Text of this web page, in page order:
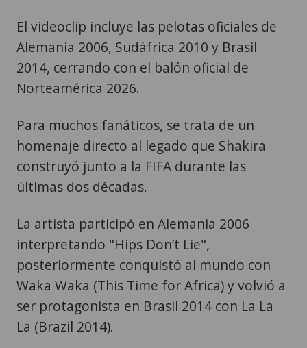
El videoclip incluye las pelotas oficiales de
Alemania 2006, Sudáfrica 2010 y Brasil
2014, cerrando con el balón oficial de
Norteamérica 2026.
Para muchos fanáticos, se trata de un
homenaje directo al legado que Shakira
construyó junto a la FIFA durante las
últimas dos décadas.
La artista participó en Alemania 2006
interpretando "Hips Don’t Lie",
posteriormente conquistó al mundo con
Waka Waka (This Time for Africa) y volvió a
ser protagonista en Brasil 2014 con La La
La (Brazil 2014).